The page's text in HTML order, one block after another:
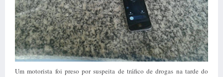
Um motorista foi preso por suspeita de tráfico de drogas na tarde do